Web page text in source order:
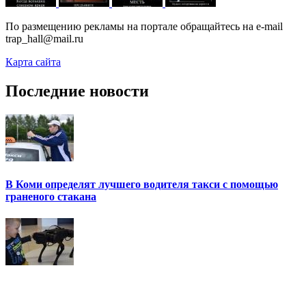
По размещению рекламы на портале обращайтесь на e-mail
trap_hall@mail.ru
Карта сайта
Последние новости
В Коми определят лучшего водителя такси с помощью
граненого стакана